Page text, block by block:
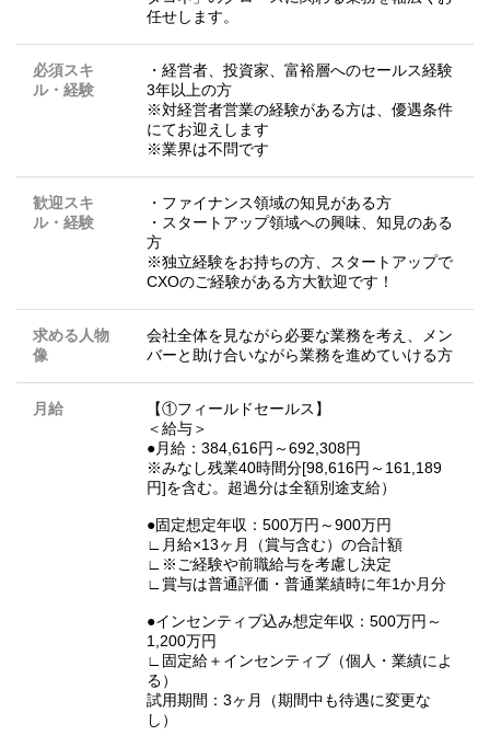
任せします。
必須スキ
ル・経験
・経営者、投資家、富裕層へのセールス経験
3年以上の方
※対経営者営業の経験がある方は、優遇条件
にてお迎えします
※業界は不問です
歓迎スキ
ル・経験
・ファイナンス領域の知見がある方
・スタートアップ領域への興味、知見のある
方
※独立経験をお持ちの方、スタートアップで
CXOのご経験がある方大歓迎です！
求める人物
像
会社全体を見ながら必要な業務を考え、メン
バーと助け合いながら業務を進めていける方
月給
【①フィールドセールス】
＜給与＞
●月給：384,616円～692,308円
※みなし残業40時間分[98,616円～161,189
円]を含む。超過分は全額別途支給）
●固定想定年収：500万円～900万円
∟月給×13ヶ月（賞与含む）の合計額
∟※ご経験や前職給与を考慮し決定
∟賞与は普通評価・普通業績時に年1か月分
●インセンティブ込み想定年収：500万円～
1,200万円
∟固定給＋インセンティブ（個人・業績によ
る）
試用期間：3ヶ月（期間中も待遇に変更な
し）